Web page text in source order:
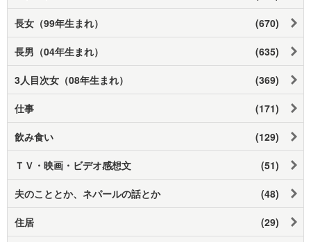
長女（99年生まれ） (670)
長男（04年生まれ） (635)
3人目次女（08年生まれ） (369)
仕事 (171)
飲み食い (129)
ＴＶ・映画・ビデオ感想文 (51)
夫のこととか、ネパールの話とか (48)
住居 (29)